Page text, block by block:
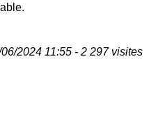
2024 11:55 - 2 297 visites